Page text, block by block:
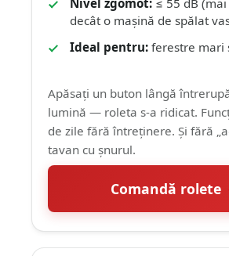
Nivel zgomot: ≤ 55 dB
decât o mașină de spălat
Ideal pentru: ferestre mari
Apăsați un buton lângă
lumină — roleta s-a ridicat.
de zile fără întreținere. Și fără
tavan cu șnurul.
Comandă rolete